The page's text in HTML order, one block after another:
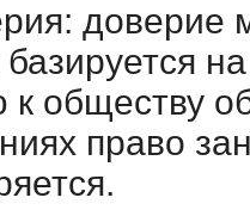
доверие
к обществу
право